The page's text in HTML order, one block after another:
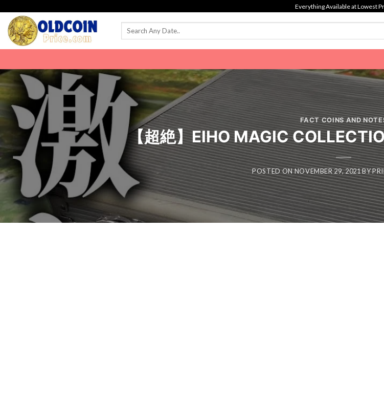
content
Everything Available at Lowest
FACT COINS AND
【超絶】EIHO MAGIC
POSTED ONNOVEMBER 29, 2021BY